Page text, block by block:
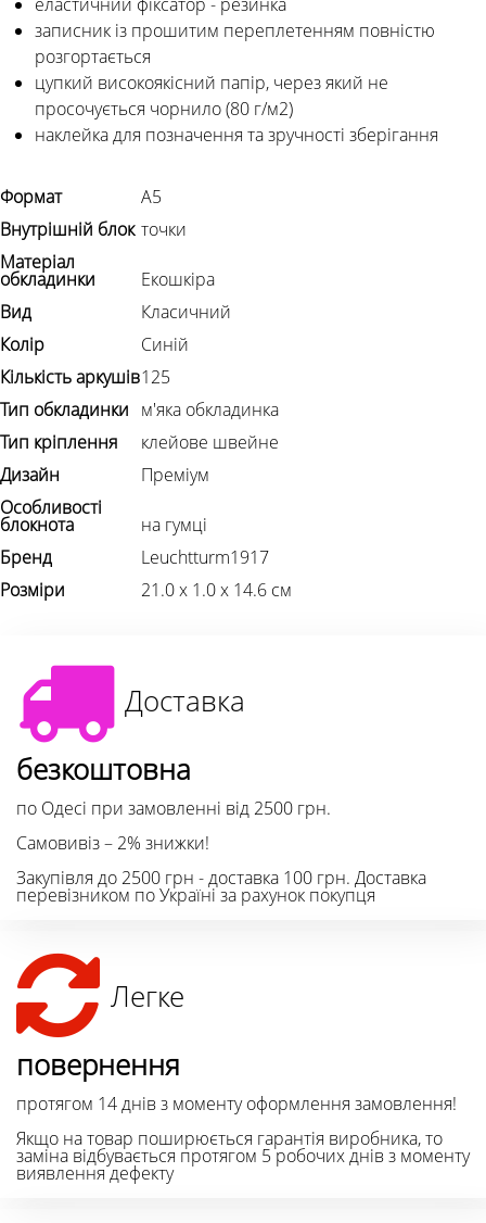
записник із прошитим переплетенням повністю
розгортається
цупкий високоякісний папір, через який не
просочується чорнило (80 г/м2)
наклейка для позначення та зручності зберігання
Формат
А5
Внутрішній блок точки
Матеріал
обкладинки
Екошкіра
Вид
Класичний
Колір
Синій
Кількість аркушів125
Тип обкладинки м'яка обкладинка
Тип кріплення
клейове швейне
Дизайн
Преміум
Особливості
блокнота
на гумці
Бренд
Leuchtturm1917
Розміри
21.0 х 1.0 х 14.6 см
Доставка
безкоштовна
по Одесі при замовленні від 2500 грн.
Самовивіз – 2% знижки!
Закупівля до 2500 грн - доставка 100 грн. Доставка
перевізником по Україні за рахунок покупця
Легке
повернення
протягом 14 днів з моменту оформлення замовлення!
Якщо на товар поширюється гарантія виробника, то
заміна відбувається протягом 5 робочих днів з моменту
виявлення дефекту